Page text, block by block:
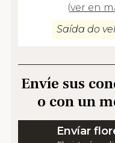
(ver en
Saída do
Envíe sus
o con un
Envíar